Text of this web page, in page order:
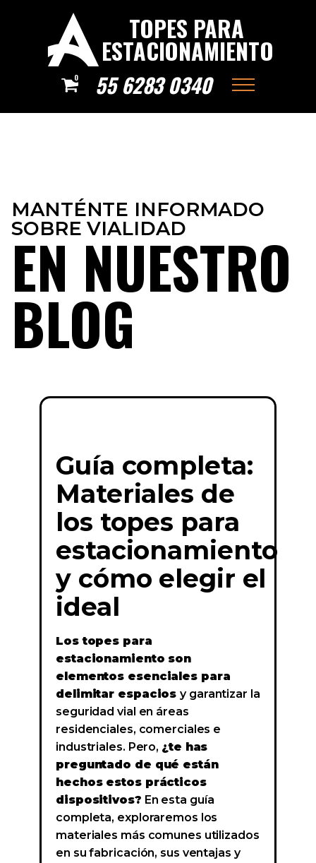
TOPES PARA
ESTACIONAMIENTO
0 55 6283 0340
MANTÉNTE INFORMADO
SOBRE VIALIDAD
EN NUESTRO
BLOG
Guía completa:
Materiales de
los topes para
estacionamiento
y cómo elegir el
ideal
Los topes para
estacionamiento son
elementos esenciales para
delimitar espaciosy garantizar la
seguridad vial en áreas
residenciales, comerciales e
industriales. Pero, ¿te has
preguntado de qué están
hechos estos prácticos
dispositivos? En esta guía
completa, exploraremos los
materiales más comunes utilizados
en su fabricación, sus ventajas y